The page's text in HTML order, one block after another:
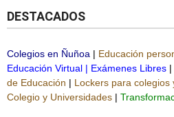
DESTACADOS
Colegios en Ñuñoa | Educación
Educación Virtual | Exámenes Libres |
de Educación | Lockers para colegios
Colegio y Universidades |